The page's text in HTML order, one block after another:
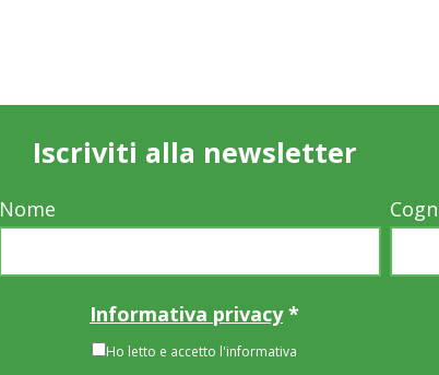
Iscriviti alla newsletter
Nome
Informativa privacy *
Ho letto e accetto l'informativa